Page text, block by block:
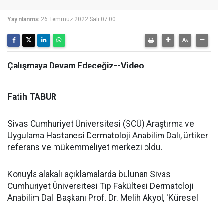
Yayınlanma: 26 Temmuz 2022 Salı 07:00
Çalışmaya Devam Edeceğiz--Video
Fatih TABUR
Sivas Cumhuriyet Üniversitesi (SCÜ) Araştırma ve
Uygulama Hastanesi Dermatoloji Anabilim Dalı, ürtiker
referans ve mükemmeliyet merkezi oldu.
Konuyla alakalı açıklamalarda bulunan Sivas
Cumhuriyet Üniversitesi Tıp Fakültesi Dermatoloji
Anabilim Dalı Başkanı Prof. Dr. Melih Akyol, 'Küresel